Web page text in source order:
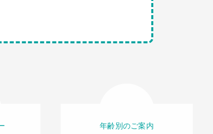
年齢別のご案内